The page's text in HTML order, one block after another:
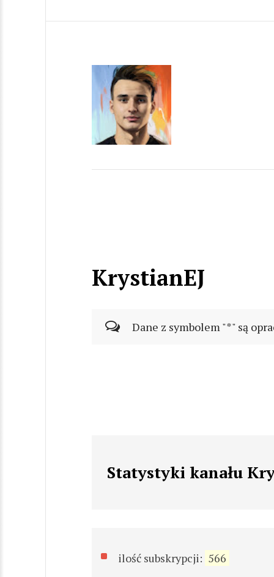
KrystianEJ
Dane z symbolem "*" są
Statystyki kanału
ilość subskrypcji: 566